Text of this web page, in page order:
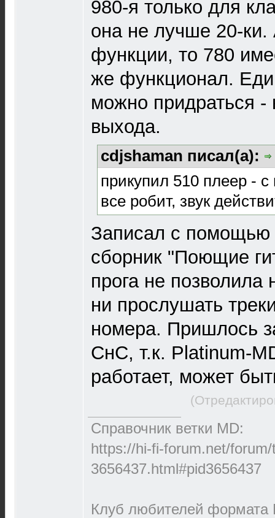
980-я только для
она не лучше 20-
функции, то 780
же функционал.
можно придраться -
выхода.
cdjshaman писал(а):
прикупил 510 плеер -
все робит, звук
Записал с помощью
сборник "Поющие
прога не позволила
ни прослушать
номера. Пришлось
СнС, т.к. Platinum-
работает, может
Справочник ветки MD:
https://hi-fi-forum.net/
3656437.html#pid3656437
Клуб любителей формата